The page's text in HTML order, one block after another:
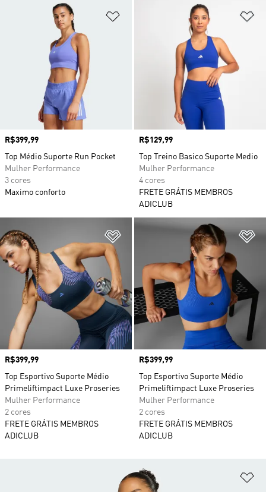
Adicionar à Lista de Desejos
Preço
R$399,99
Top Médio Suporte Run Pocket
Mulher Performance
3 cores
Maximo conforto
Preço
R$129,99
Top Treino Basico Suporte Medio
Mulher Performance
4 cores
FRETE GRÁTIS MEMBROS
ADICLUB
Adicionar à Lista de Desejos
Preço
R$399,99
Top Esportivo Suporte Médio
Primeliftimpact Luxe Proseries
Mulher Performance
2 cores
FRETE GRÁTIS MEMBROS
ADICLUB
Preço
R$399,99
Top Esportivo Suporte Médio
Primeliftimpact Luxe Proseries
Mulher Performance
2 cores
FRETE GRÁTIS MEMBROS
ADICLUB